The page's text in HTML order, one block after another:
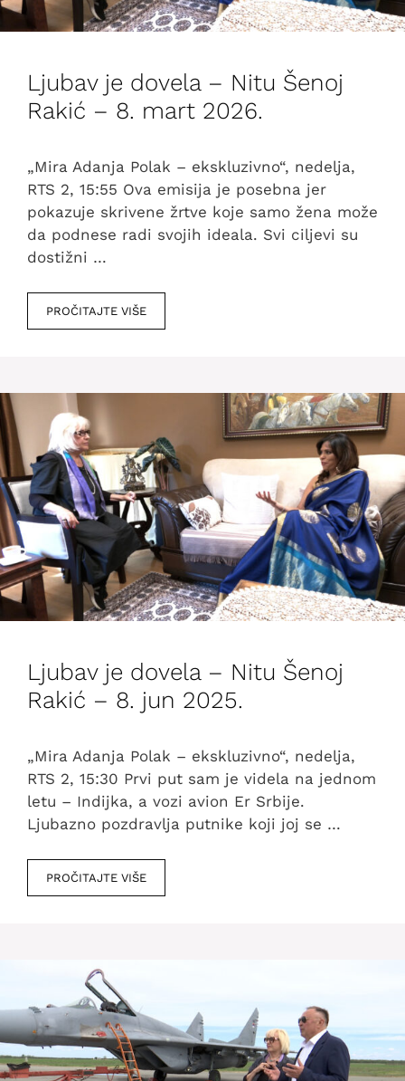
Ljubav je dovela – Nitu Šenoj
Rakić – 8. mart 2026.
„Mira Adanja Polak – ekskluzivno“, nedelja,
RTS 2, 15:55 Ova emisija je posebna jer
pokazuje skrivene žrtve koje samo žena može
da podnese radi svojih ideala. Svi ciljevi su
dostižni …
PROČITAJTE VIŠE
Ljubav je dovela – Nitu Šenoj
Rakić – 8. jun 2025.
„Mira Adanja Polak – ekskluzivno“, nedelja,
RTS 2, 15:30 Prvi put sam je videla na jednom
letu – Indijka, a vozi avion Er Srbije.
Ljubazno pozdravlja putnike koji joj se …
PROČITAJTE VIŠE